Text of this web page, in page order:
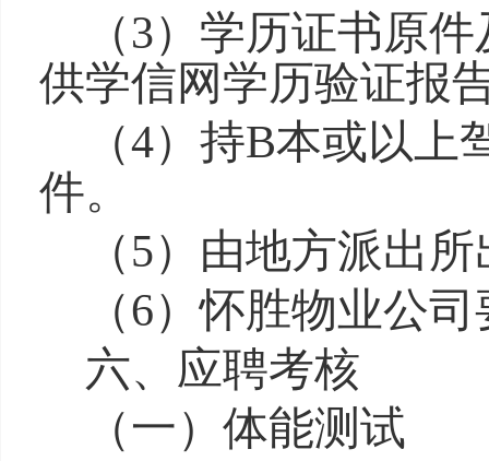
（3）学历证书原
供学信网学历验证报
（4）持B本或以上
件。
（5）由地方派出
（6）怀胜物业公
六、应聘考核
（一）体能测试